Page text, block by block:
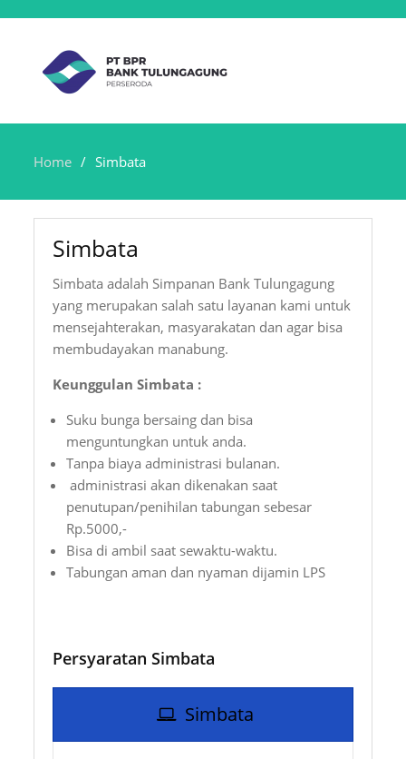
Home Simbata
Simbata
Simbata adalah Simpanan Bank Tulungagung
yang merupakan salah satu layanan kami untuk
mensejahterakan, masyarakatan dan agar bisa
membudayakan manabung.
Keunggulan Simbata :
Suku bunga bersaing dan bisa
menguntungkan untuk anda.
Tanpa biaya administrasi bulanan.
administrasi akan dikenakan saat
penutupan/penihilan tabungan sebesar
Rp.5000,-
Bisa di ambil saat sewaktu-waktu.
Tabungan aman dan nyaman dijamin LPS
Persyaratan Simbata
Simbata